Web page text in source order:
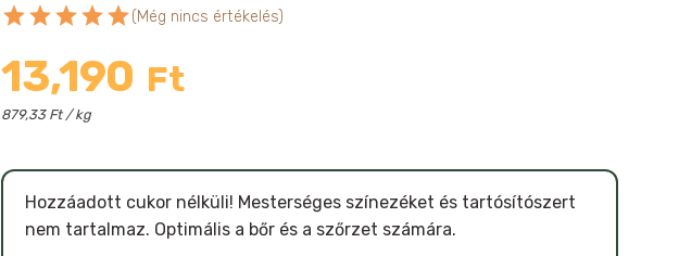
starstarstarstarstar(Még nincs értékelés)
13,190 Ft
879,33 Ft / kg
Hozzáadott cukor nélküli! Mesterséges színezéket és tartósítószert
nem tartalmaz. Optimális a bőr és a szőrzet számára.